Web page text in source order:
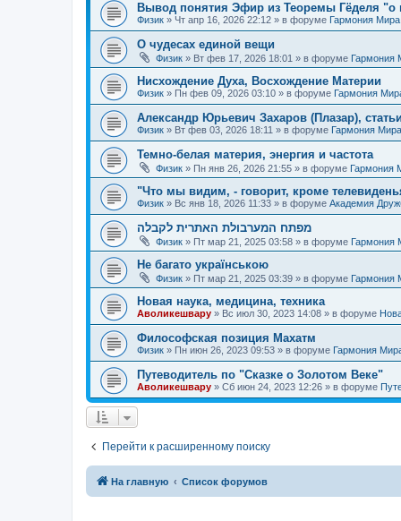
Вывод понятия Эфир из Теоремы Гёделя "о
Физик » Чт апр 16, 2026 22:12 » в форуме Гармония Мира
О чудесах единой вещи
Физик » Вт фев 17, 2026 18:01 » в форуме Гармония
Нисхождение Духа, Восхождение Материи
Физик » Пн фев 09, 2026 03:10 » в форуме Гармония
Александр Юрьевич Захаров (Плазар), статьи
Физик » Вт фев 03, 2026 18:11 » в форуме Гармония Мира
Темно-белая материя, энергия и частота
Физик » Пн янв 26, 2026 21:55 » в форуме Гармония
"Что мы видим, - говорит, кроме
Физик » Вс янв 18, 2026 11:33 » в форуме Академия
מפתח המערבולת האתרית לקבלה
Физик » Пт мар 21, 2025 03:58 » в форуме Гармония
Не багато українською
Физик » Пт мар 21, 2025 03:39 » в форуме Гармония
Новая наука, медицина, техника
Аволикешвару » Вс июл 30, 2023 14:08 » в форуме
Философская позиция Махатм
Физик » Пн июн 26, 2023 09:53 » в форуме Гармония
Путеводитель по "Сказке о Золотом Веке"
Аволикешвару » Сб июн 24, 2023 12:26 » в форуме
Перейти к расширенному поиску
На главную Список форумов